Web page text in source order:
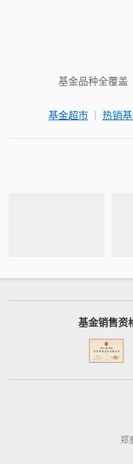
基金品种全覆盖
基金超市 | 热销
基金销售资
郑